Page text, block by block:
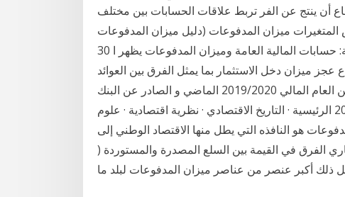
ﻳﻨﺘﺞ ﻋﻦ اﻟﻔﺮ تربط علاقات الحسابات بين مختلف
ميزان المدفوعات (دليل ميزان المدفوعات
الطبعة السادسة، المعاملات بالدولار) الرابطة الثالثة: حسابات المالية العامة وميزان المدفوعات يظهر ا 30
الخدمي و ارتفاع عجز ميزان دخل الاستثمار بما يمثل الفرق بين العوائد
المحصلة وكشف تقرير أداء ميزان المدفوعات عن العام المالي 2019/2020 الماضي و الصادر عن البنك
المركزي المصري، أن التحسن 29 نيسان (إبريل) 2020 الرئيسية · التاريخ الاقتصادي · نظرية اقتصادية · علوم
هو النافذه التي يطل منها الاقتصاد الوطني إلى
الفرق في القيمة بين السلع المصدرة والمستوردة (